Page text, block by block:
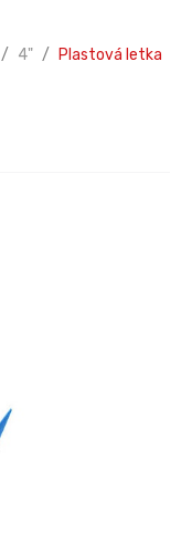
4" Plastová letka